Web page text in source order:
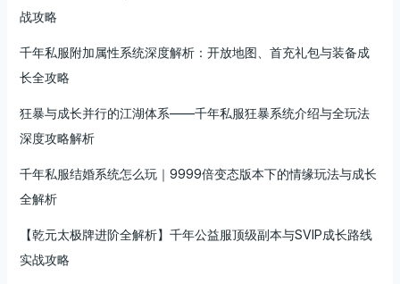
战攻略
千年私服附加属性系统深度解析：开放地图、首充礼包与装备成
长全攻略
狂暴与成长并行的江湖体系——千年私服狂暴系统介绍与全玩法
深度攻略解析
千年私服结婚系统怎么玩｜9999倍变态版本下的情缘玩法与成长
全解析
【乾元太极牌进阶全解析】千年公益服顶级副本与SVIP成长路线
实战攻略